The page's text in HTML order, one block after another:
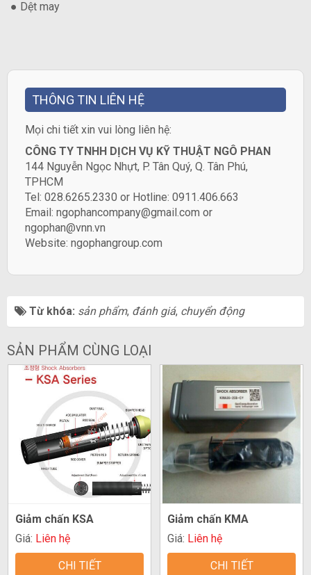
● Dệt may
THÔNG TIN LIÊN HỆ
​Mọi chi tiết xin vui lòng liên hệ:
CÔNG TY TNHH DỊCH VỤ KỸ THUẬT NGÔ PHAN
144 Nguyễn Ngọc Nhựt, P. Tân Quý, Q. Tân Phú,
TPHCM
Tel: 028.6265.2330 or Hotline: 0911.406.663
Email: ngophancompany@gmail.com or
ngophan@vnn.vn
Website: ngophangroup.com
Từ khóa: sản phẩm, đánh giá, chuyển động
SẢN PHẨM CÙNG LOẠI
Giảm chấn KSA
Giá: Liên hệ
CHI TIẾT
Giảm chấn KMA
Giá: Liên hệ
CHI TIẾT